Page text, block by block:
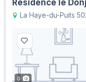
Résidence le
La Haye-du-Puits
0